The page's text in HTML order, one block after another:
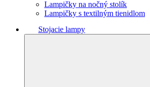
Lampičky na nočný stolík
Lampičky s textilným tienidlom
Stojacie lampy